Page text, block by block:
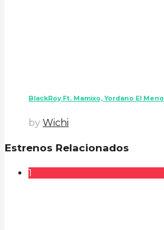
BlackRoy Ft. Mamixo, Yordano El
by Wichi
Estrenos Relacionados
1